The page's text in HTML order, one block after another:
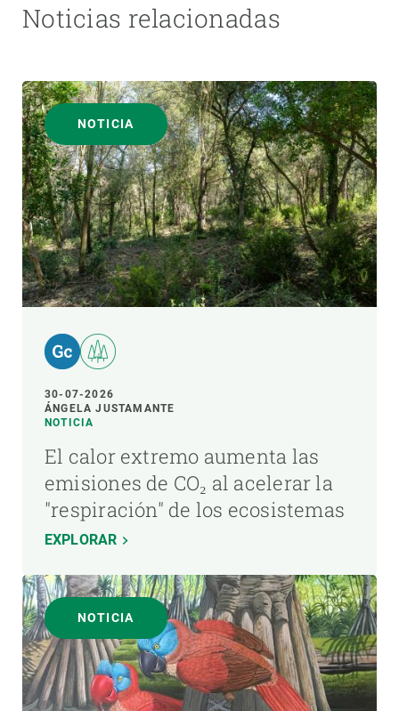
Noticias relacionadas
NOTICIA
30-07-2026
ÁNGELA JUSTAMANTE
NOTICIA
El calor extremo aumenta las
emisiones de CO₂ al acelerar la
"respiración" de los ecosistemas
EXPLORAR
NOTICIA